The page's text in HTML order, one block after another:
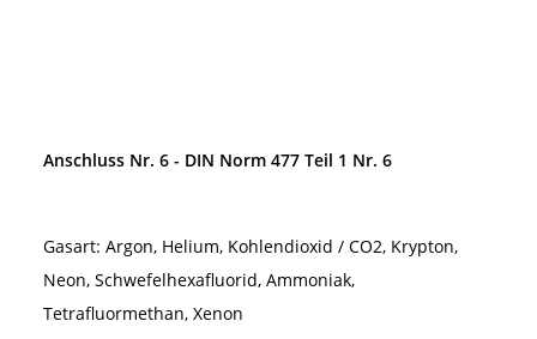
Anschluss Nr. 6 - DIN Norm 477 Teil 1 Nr. 6
Gasart: Argon, Helium, Kohlendioxid / CO2, Krypton,
Neon, Schwefelhexafluorid, Ammoniak,
Tetrafluormethan, Xenon